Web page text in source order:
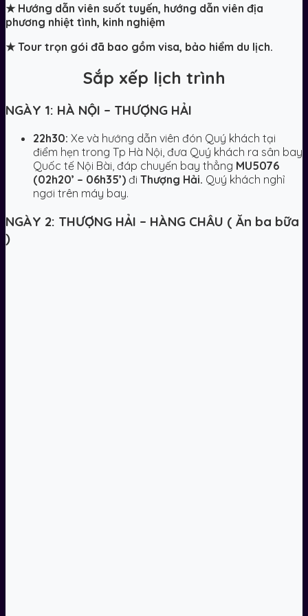
★Hướng dẫn viên suốt tuyến, hướng dẫn viên địa
phương nhiệt tình, kinh nghiệm
★Tour trọn gói đã bao gồm visa, bảo hiểm du lịch.
Sắp xếp lịch trình
NGÀY 1: HÀ NỘI – THƯỢNG HẢI
22h30: Xe và hướng dẫn viên đón Quý khách tại
điểm hẹn trong Tp Hà Nội, đưa Quý khách ra sân bay
Quốc tế Nội Bài, đáp chuyến bay thẳng MU5076
(02h20’ – 06h35’) đi Thượng Hải. Quý khách nghỉ
ngơi trên máy bay.
NGÀY 2: THƯỢNG HẢI – HÀNG CHÂU ( Ăn ba bữa
)